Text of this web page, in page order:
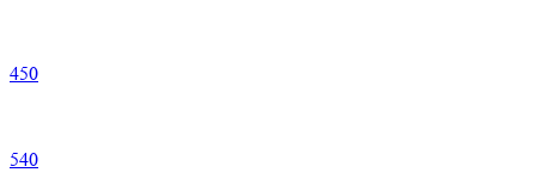
450
540